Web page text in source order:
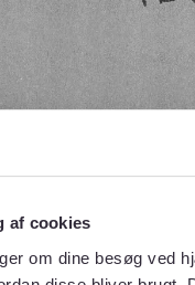
af cookies
om dine besøg ved